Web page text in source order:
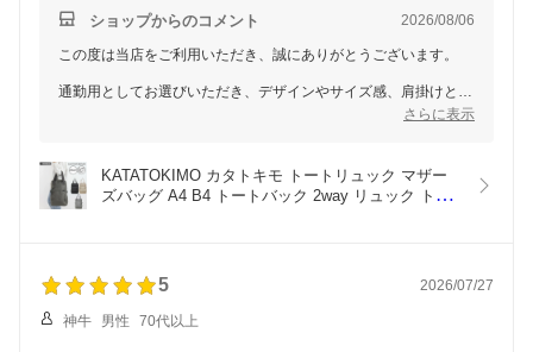
しお値段が上がっても良いので、クッションが良く耐久性ア
ショップからのコメント 2026/08/06
この度は当店をご利用いただき、誠にありがとうございます。
通勤用としてお選びいただき、デザインやサイズ感、肩掛けとリ
ュックの2WAY機能にご満足いただけたとのこと、大変嬉しく拝
一方で、持ち手や背面のクッション性、内ポケットの仕様につき
ましては、ご不便をおかけし誠に申し訳ございません。いただい
た「価格が上がってもクッション性や耐久性を高めたバージョン
これからもより使いやすく、お客様に寄り添った商品をお届けで
りお待ちしております。
さらに表示
KATATOKIMO カタトキモ トートリュック マザー
ズバッグ A4 B4 トートバック 2way リュック トー
0979
5 2026/07/27
神牛 男性 70代以上